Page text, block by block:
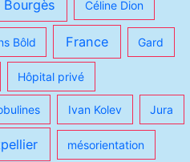
Bourgès Céline Dion
Bôld France Gard
Hôpital privé
Ivan Kolev Jura
mésorientation